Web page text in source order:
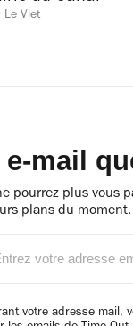
Viet
e-mail
pourrez plus vous
plans du moment.
votre adresse mail,